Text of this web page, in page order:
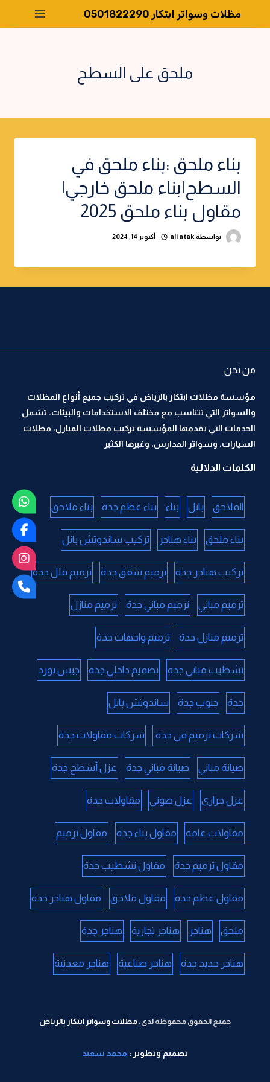
مظلات وسواتر ابتكار 0501822290
ملحق على السطح
بناء ملحق :بناء ملحق في
السطح|بناء ملحق خارجي|
مقاول بناء ملحق 2025
بواسطة ali atak أكتوبر 14, 2024
من نحن
مؤسسة مظلات ابتكار بالرياض في تركيب جميع أنواع المظلات
والسواتر التي تتناسب مع مختلف الاستخدامات والبيئات. تشمل
الخدمات التي تقدمها المؤسسة تركيب مظلات المنازل، مظلات
السيارات، وسواتر المدارس، وغيرها الكثير
الكلمات الدلالية
الملاحق بانل بناء بناء عظم جدة بناء ملاحق
بناء ملحق بناء هناجر تركيب ساندوتش بانل
تركيب هناجر جدة ترميم شقق جدة ترميم فلل جدة
ترميم مباني ترميم مباني جدة ترميم منازل
ترميم منازل جدة ترميم واجهات جدة
تشطيب مباني جدة تصميم داخلي جدة جبس بورد
جدة جنوب جدة ساندوتش بانل
شركات ترميم في جدة. شركات مقاولات جدة
صيانة مباني صيانة مباني جدة عزل أسطح جدة
عزل حراري عزل صوتي مقاولات جدة
مقاولات عامة مقاول بناء جدة مقاول ترميم
مقاول ترميم جدة مقاول تشطيب جدة
مقاول عظم جدة مقاول ملاحق مقاول هناجر جدة
ملحق هناجر هناجر تجارية هناجر جدة
هناجر حديد جدة هناجر صناعية هناجر معدنية
جميع الحقوق محفوظة لدى: مظلات وسواتر ابتكار بالرياض
تصميم وتطوير : محمد سعيد